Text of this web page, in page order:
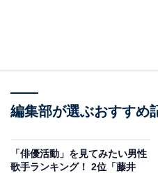
2位は柴咲コウさんでした。
画『バトル・ロワイアル』
にはシンガーとしてシング
編集部が選ぶおすすめ
「俳優活動」を見てみたい男性
歌手ランキング！ 2位「藤井